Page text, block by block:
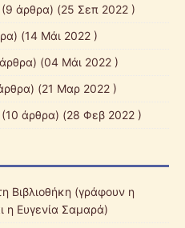
(9 άρθρα) (25 Σεπ 2022 )
(14 Μάι 2022 )
(04 Μάι 2022 )
(21 Μαρ 2022 )
(10 άρθρα) (28 Φεβ 2022 )
Βιβλιοθήκη (γράφουν η
η Ευγενία Σαμαρά)